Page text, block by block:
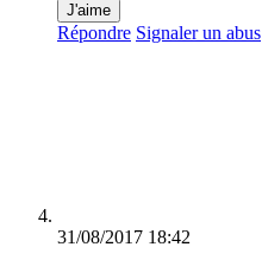
J'aime
Répondre Signaler un abus
31/08/2017 18:42